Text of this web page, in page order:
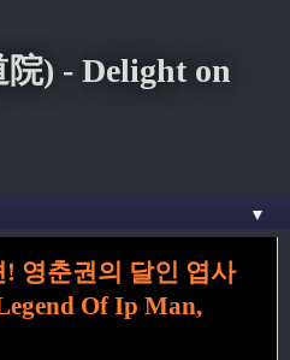
) - Delight on
▼
영춘권의 달인 엽사
Of Ip Man,